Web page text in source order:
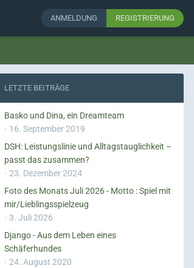
ANMELDUNG REGISTRIERUNG
LETZTE BEITRÄGE
Basko und Dina, ein Dreamteam
16. September 2019
DSH: Leistungslinie und Alltagstauglichkeit –
passt das zusammen?
23. Dezember 2024
Foto des Monats Juli 2026 - Motto : Spiel mit
mir/Lieblingsspielzeug
3. Juli 2026
Django - Aus dem Leben eines
Schäferhundes
24. August 2020